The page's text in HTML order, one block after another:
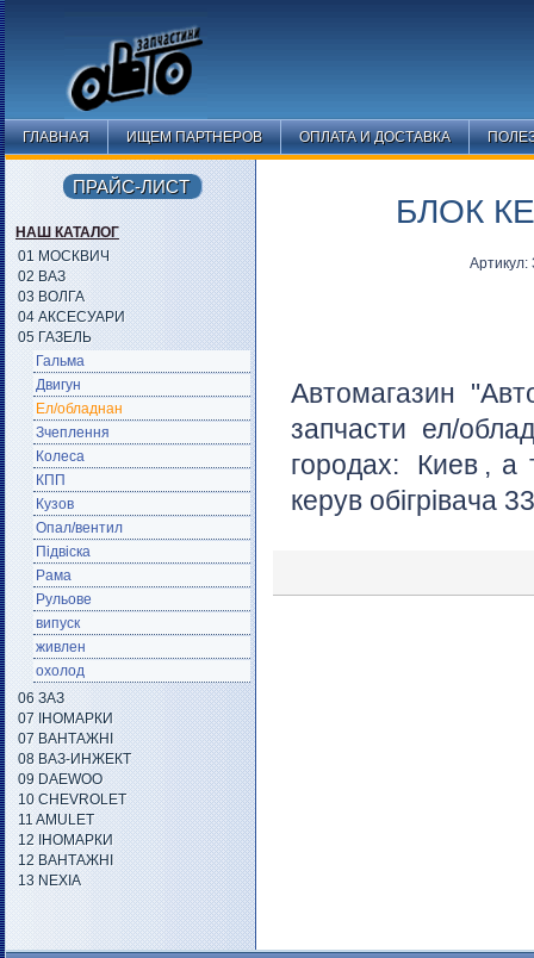
ГЛАВНАЯ ИЩЕМ ПАРТНЕРОВ ОПЛАТА И ДОСТАВКА
БЛОК
Автомагазин
запчасти ел/
городах:
Киев , а
керув обігрівача
ПРАЙС-ЛИСТ
НАШ КАТАЛОГ
01 МОСКВИЧ
02 ВАЗ
03 ВОЛГА
04 АКСЕСУАРИ
05 ГАЗЕЛЬ
Гальма
Двигун
Ел/обладнан
Зчеплення
Колеса
КПП
Кузов
Опал/вентил
Підвіска
Рама
Рульове
випуск
живлен
охолод
06 ЗАЗ
07 ІНОМАРКИ
07 ВАНТАЖНІ
08 ВАЗ-ИНЖЕКТ
09 DAEWOO
10 CHEVROLET
11 AMULET
12 ІНОМАРКИ
12 ВАНТАЖНІ
13 NEXIA